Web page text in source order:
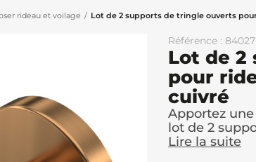
rideau et voilage Lot de 2 supports de tringle ouverts
Référence : 84027
Lot de 2
pour
cuivré
Apportez
lot de 2
Lire la suite